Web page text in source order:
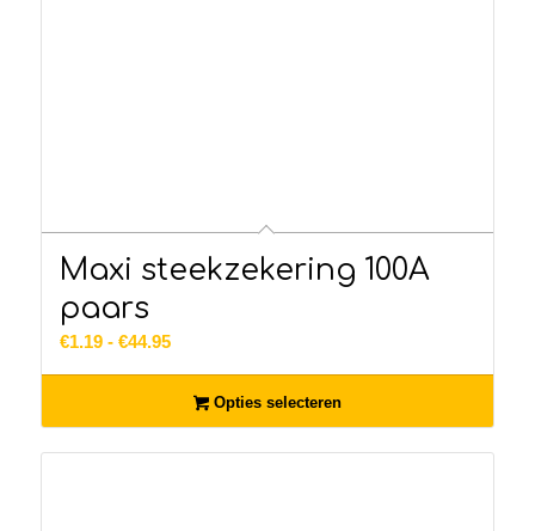
Maxi steekzekering 100A
paars
€1.19 - €44.95Prijsklasse:
€44.95
Opties selecteren